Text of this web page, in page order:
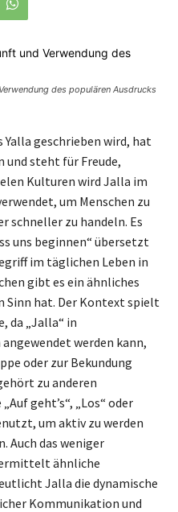
des populären Ausdrucks
Yalla geschrieben wird, hat
und steht für Freude,
Kulturen wird Jalla im
um Menschen zu
schneller zu handeln. Es
uns beginnen“ übersetzt
im täglichen Leben in
gibt es ein ähnliches
Sinn hat. Der Kontext spielt
da „Jalla“ in
werden kann,
oder zur Bekundung
zu anderen
geht’s“, „Los“ oder
um aktiv zu werden
Auch das weniger
ähnliche
Jalla die dynamische
Kommunikation und